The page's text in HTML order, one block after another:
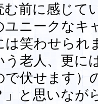
前に感じて
ユニークなキ
は笑わせられ
う老人、更に
で伏せます）
」と思いなが